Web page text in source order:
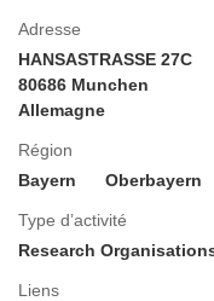
Adresse
HANSASTRASSE 27C
80686 Munchen
Allemagne
Région
Bayern
Oberbayern
Type d’activité
Research
Liens